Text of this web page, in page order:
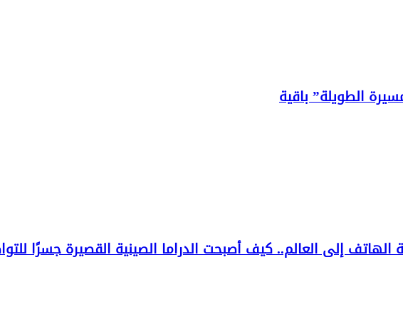
الطويلة” باقية
إلى العالم.. كيف أصبحت الدراما الصينية القصيرة جسرًا